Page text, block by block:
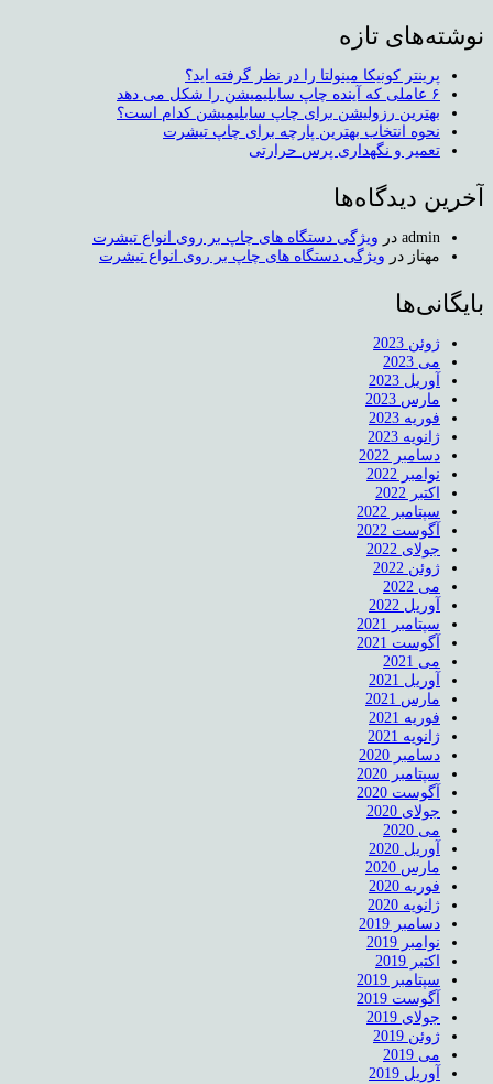
نوشته‌های تازه
پرینتر کونیکا مینولتا را در نظر گرفته اید؟
۶ عاملی که آینده چاپ سابلیمیشن را شکل می دهد
بهترین رزولیشن برای چاپ سابلیمیشن کدام است؟
نحوه انتخاب بهترین پارچه برای چاپ تیشرت
تعمیر و نگهداری پرس حرارتی
آخرین دیدگاه‌ها
admin در ویژگی دستگاه های چاپ بر روی انواع تیشرت
مهناز در ویژگی دستگاه های چاپ بر روی انواع تیشرت
بایگانی‌ها
ژوئن 2023
می 2023
آوریل 2023
مارس 2023
فوریه 2023
ژانویه 2023
دسامبر 2022
نوامبر 2022
اکتبر 2022
سپتامبر 2022
آگوست 2022
جولای 2022
ژوئن 2022
می 2022
آوریل 2022
سپتامبر 2021
آگوست 2021
می 2021
آوریل 2021
مارس 2021
فوریه 2021
ژانویه 2021
دسامبر 2020
سپتامبر 2020
آگوست 2020
جولای 2020
می 2020
آوریل 2020
مارس 2020
فوریه 2020
ژانویه 2020
دسامبر 2019
نوامبر 2019
اکتبر 2019
سپتامبر 2019
آگوست 2019
جولای 2019
ژوئن 2019
می 2019
آوریل 2019